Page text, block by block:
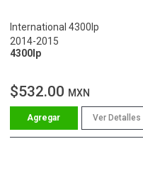
International 4300lp
2014-2015
4300lp
$532.00 MXN
Ver Detalles